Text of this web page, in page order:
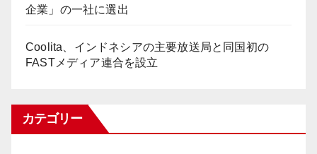
企業」の一社に選出
Coolita、インドネシアの主要放送局と同国初の
FASTメディア連合を設立
カテゴリー